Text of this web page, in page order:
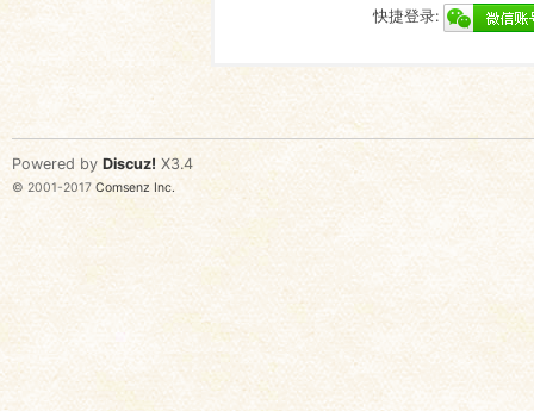
快捷登录:
Powered by Discuz! X3.4
© 2001-2017 Comsenz Inc.